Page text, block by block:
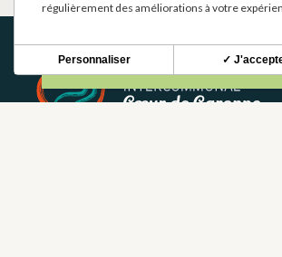
régulièrement des améliorations à votre
✓
Personnaliser